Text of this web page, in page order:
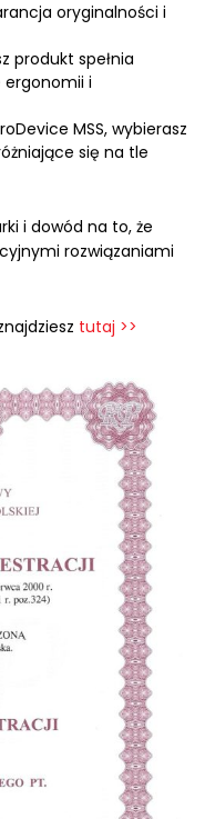
oryginalności i
produkt spełnia
ergonomii i
MSS, wybierasz
się na tle
i dowód na to, że
rozwiązaniami
tutaj >>